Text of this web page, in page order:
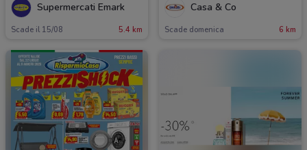
Supermercati Emark
Scade il 15/08 5.4 km
Casa & Co
Scade domenica 6 km